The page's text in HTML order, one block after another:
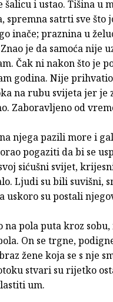
šalicu i ustao. Tišina u
spremna satrti sve što
inače; praznina u
je da samoća nije
Čak ni nakon što je
godina. Nije
na rubu svijeta jer je
Zaboravljeno od
njega pazili more i
pogaziti da bi se
sićušni svijet,
Ljudi su bili suvišni,
uskoro su postali
na pola puta kroz
On se trgne,
žene koja se s nje
stvari su rijetko
um.